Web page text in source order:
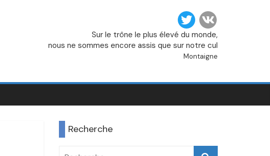
Sur le trône le plus élevé du monde,
nous ne sommes encore assis que sur notre cul
Montaigne
Recherche